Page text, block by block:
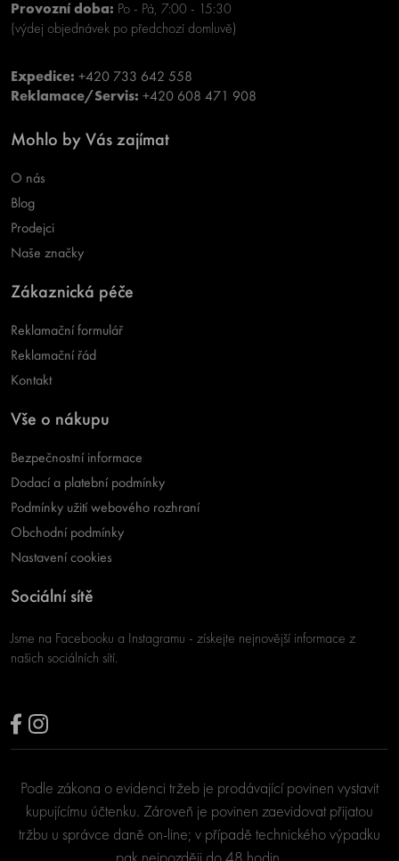
Provozní doba: Po - Pá, 7:00 - 15:30
(výdej objednávek po předchozí domluvě)
Expedice: +420 733 642 558
Reklamace/Servis: +420 608 471 908
Mohlo by Vás zajímat
O nás
Blog
Prodejci
Naše značky
Zákaznická péče
Reklamační formulář
Reklamační řád
Kontakt
Vše o nákupu
Bezpečnostní informace
Dodací a platební podmínky
Podmínky užití webového rozhraní
Obchodní podmínky
Nastavení cookies
Sociální sítě
Jsme na Facebooku a Instagramu - získejte nejnovější informace z
našich sociálních sítí.
Podle zákona o evidenci tržeb je prodávající povinen vystavit
kupujícímu účtenku. Zároveň je povinen zaevidovat přijatou
tržbu u správce daně on-line; v případě technického výpadku